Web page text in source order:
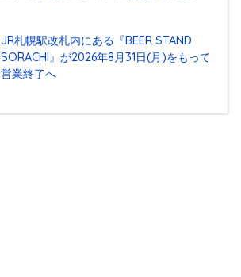
JR札幌駅改札内にある『BEER STAND
SORACHI』が2026年8月31日(月)をもって
営業終了へ